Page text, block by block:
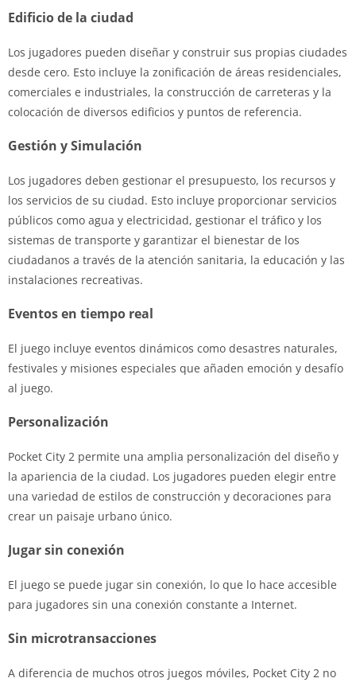
Edificio de la ciudad
Los jugadores pueden diseñar y construir sus propias ciudades
desde cero. Esto incluye la zonificación de áreas residenciales,
comerciales e industriales, la construcción de carreteras y la
colocación de diversos edificios y puntos de referencia.
Gestión y Simulación
Los jugadores deben gestionar el presupuesto, los recursos y
los servicios de su ciudad. Esto incluye proporcionar servicios
públicos como agua y electricidad, gestionar el tráfico y los
sistemas de transporte y garantizar el bienestar de los
ciudadanos a través de la atención sanitaria, la educación y las
instalaciones recreativas.
Eventos en tiempo real
El juego incluye eventos dinámicos como desastres naturales,
festivales y misiones especiales que añaden emoción y desafío
al juego.
Personalización
Pocket City 2 permite una amplia personalización del diseño y
la apariencia de la ciudad. Los jugadores pueden elegir entre
una variedad de estilos de construcción y decoraciones para
crear un paisaje urbano único.
Jugar sin conexión
El juego se puede jugar sin conexión, lo que lo hace accesible
para jugadores sin una conexión constante a Internet.
Sin microtransacciones
A diferencia de muchos otros juegos móviles, Pocket City 2 no